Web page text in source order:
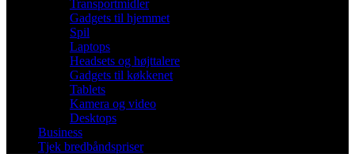
Transportmidler
Gadgets til hjemmet
Spil
Laptops
Headsets og højttalere
Gadgets til køkkenet
Tablets
Kamera og video
Desktops
Business
Tjek bredbåndspriser